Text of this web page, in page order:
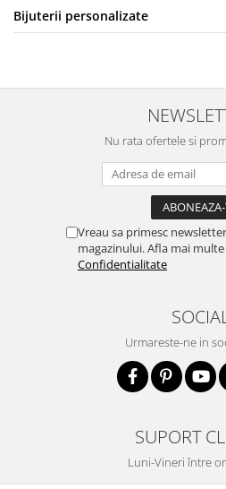
Bijuterii personalizate
Nu rata ofertele si
Vreau sa primesc
magazinului. Afla mai multe
Confidentialitate
Urmareste-ne in
SUPORT
Luni-Vineri între